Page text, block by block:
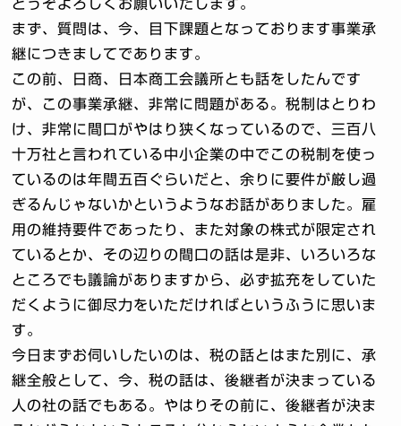
どうぞよろしくお願いいたします。
まず、質問は、今、目下課題となっております事業承
継につきましてであります。
この前、日商、日本商工会議所とも話をしたんです
が、この事業承継、非常に問題がある。税制はとりわ
け、非常に間口がやはり狭くなっているので、三百八
十万社と言われている中小企業の中でこの税制を使っ
ているのは年間五百ぐらいだと、余りに要件が厳し過
ぎるんじゃないかというようなお話がありました。雇
用の維持要件であったり、また対象の株式が限定され
ているとか、その辺りの間口の話は是非、いろいろな
ところでも議論がありますから、必ず拡充をしていた
だくように御尽力をいただければというふうに思いま
す。
今日まずお伺いしたいのは、税の話とはまた別に、承
継全般として、今、税の話は、後継者が決まっている
人の社の話でもある。やはりその前に、後継者が決ま